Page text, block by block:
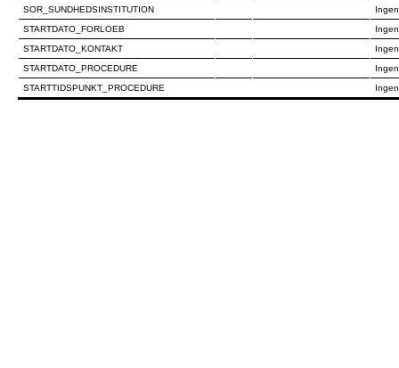
SOR_SUNDHEDSINSTITUTION
STARTDATO_FORLOEB
STARTDATO_KONTAKT
STARTDATO_PROCEDURE
STARTTIDSPUNKT_PROCEDURE